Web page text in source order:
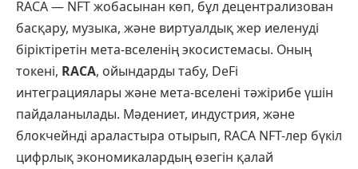
RACA — NFT жобасынан көп, бұл децентрализован
басқару, музыка, және виртуалдық жер иеленуді
біріктіретін мета-вселенің экосистемасы. Оның
токені, RACA, ойындарды табу, DeFi
интеграциялары және мета-вселені тәжірибе үшін
пайдаланылады. Мәдениет, индустрия, және
блокчейнді араластыра отырып, RACA NFT-лер бүкіл
цифрлық экономикалардың өзегін қалай